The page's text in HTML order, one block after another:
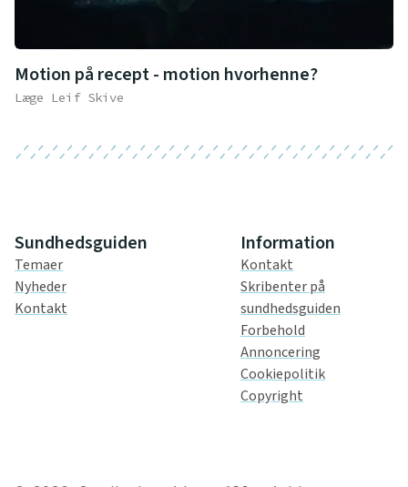
Motion på recept - motion hvorhenne?
Læge Leif Skive
Sundhedsguiden
Temaer
Nyheder
Kontakt
Information
Kontakt
Skribenter på
sundhedsguiden
Forbehold
Annoncering
Cookiepolitik
Copyright